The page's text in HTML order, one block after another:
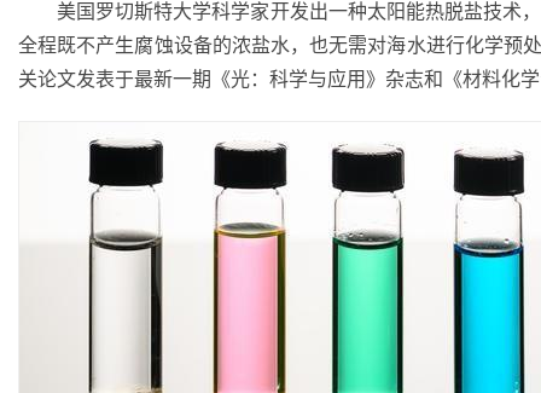
美国罗切斯特大学科学家开发出一种太阳能热脱盐技术
全程既不产生腐蚀设备的浓盐水，也无需对海水进行化学预
关论文发表于最新一期《光：科学与应用》杂志和《材料化